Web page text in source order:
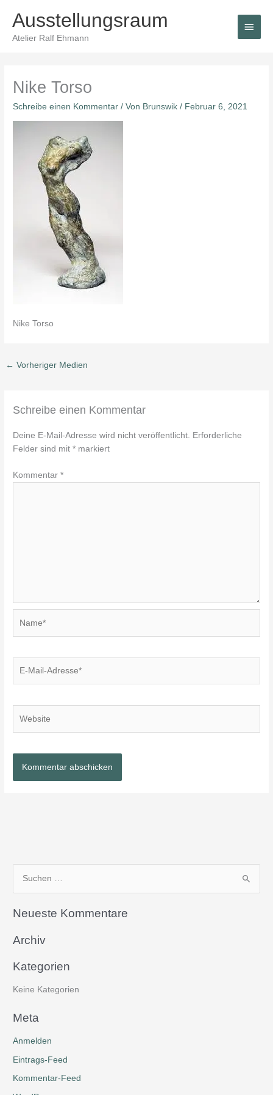
Inhalt
springen
Ausstellungsraum
Atelier Ralf Ehmann
Nike Torso
Schreibe einen Kommentar / Von Brunswik/ Februar 6, 2021
Nike Torso
← Vorheriger Medien
Schreibe einen Kommentar
Deine E-Mail-Adresse wird nicht veröffentlicht. Erforderliche
Felder sind mit* markiert
Kommentar*
c
n
c
:
Neueste Kommentare
Archiv
Kategorien
Keine Kategorien
Meta
Anmelden
Eintrags-Feed
Kommentar-Feed